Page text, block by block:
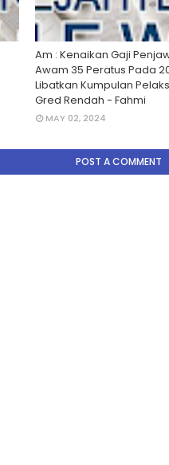
Am : Kenaikan Gaji
Awam 35 Peratus Pada
Libatkan Kumpulan
Gred Rendah - Fahmi
MAY 02, 2024
POST A COMMENT